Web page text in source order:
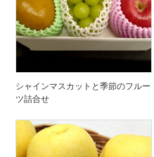
シャインマスカットと季節のフルー
ツ詰合せ